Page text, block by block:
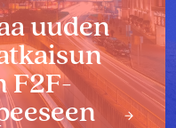
uuden
F2F-